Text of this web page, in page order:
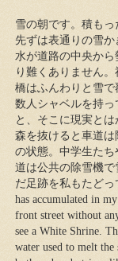
雪の朝です。積もっ
先ずは表通りの雪
水が道路の中央か
り難くありません
橋はふんわりと雪
数人シャベルを持っ
と、そこに現実と
森を抜けると車道
の状態。中学生た
道は公共の除雪機
だ足跡を私もたどっ
has accumulated in
front street without
see a White Shrine.
water used to melt